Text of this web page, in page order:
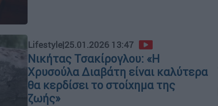
Lifestyle|25.01.2026 13:47
Νικήτας Τσακίρογλου: «Η
Χρυσούλα Διαβάτη είναι καλύτερα
θα κερδίσει το στοίχημα της
ζωής»